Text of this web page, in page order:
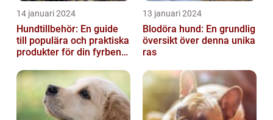
14 januari 2024
Hundtillbehör: En guide
till populära och praktiska
produkter för din fyrbenta
13 januari 2024
Blodöra hund: En grundlig
översikt över denna unika
ras